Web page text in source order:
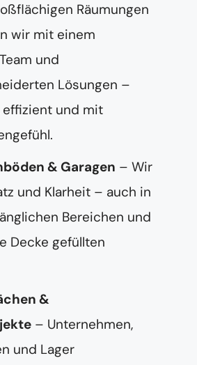
Räumungen
wir mit einem
und
Lösungen –
effizient und mit
& Garagen – Wir
und Klarheit – auch in
Bereichen und
Decke gefüllten
&
– Unternehmen,
und Lager